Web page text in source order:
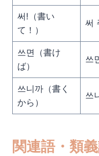
써!（書い
て！）
써
쓰면（書け
ば）
쓰
쓰니까（書く
から）
쓰
関連語・類